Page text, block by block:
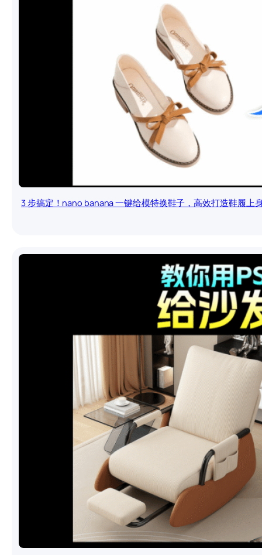
3 步搞定！nano banana 一键给模特换鞋子，高效打造鞋履上